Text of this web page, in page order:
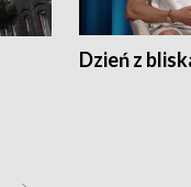
Dzień z